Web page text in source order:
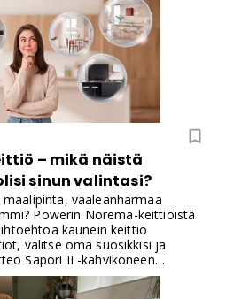
– mikä näistä
sinun valintasi?
vaaleanharmaa
Powerin Norema-keittiöistä
kaunein keittiö
valitse oma suosikkisi ja
Sapori II -kahvikoneen
699 €.Äänestysaika on 1.8.–